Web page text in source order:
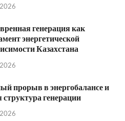
генерация как
энергетической
Казахстана
прорыв в энергобалансе и
структура генерации